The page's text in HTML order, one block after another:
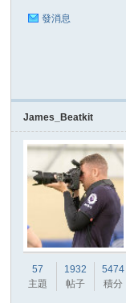
發消息
James_Beatkit
57
主題
1932
帖子
5474
積分